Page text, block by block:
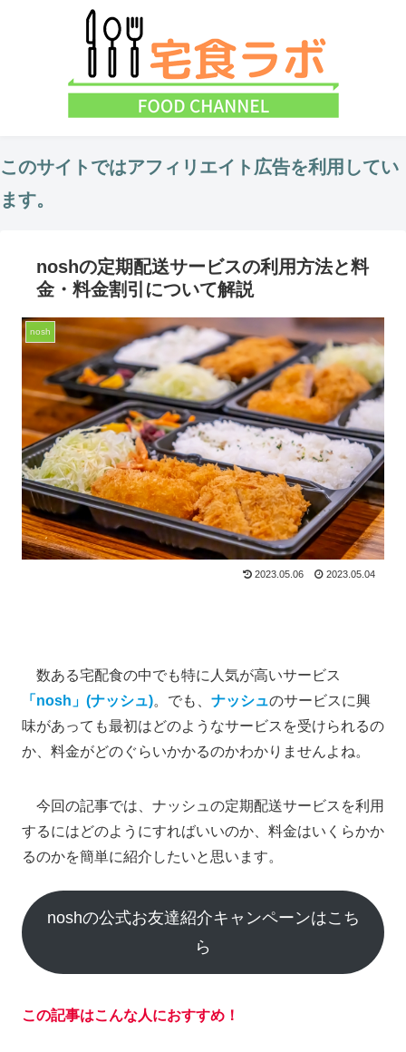
このサイトではアフィリエイト広告を利用してい
ます。
noshの定期配送サービスの利用方法と料
金・料金割引について解説
nosh
2023.05.06 2023.05.04
数ある宅配食の中でも特に人気が高いサービス
「nosh」(ナッシュ)。でも、 ナッシュのサービスに興
味があっても最初はどのようなサービスを受けられるの
か、料金がどのぐらいかかるのかわかりませんよね。
今回の記事では、ナッシュの定期配送サービスを利用
するにはどのようにすればいいのか、料金はいくらかか
るのかを簡単に紹介したいと思います。
noshの公式お友達紹介キャンペーンはこち
ら
この記事はこんな人におすすめ！